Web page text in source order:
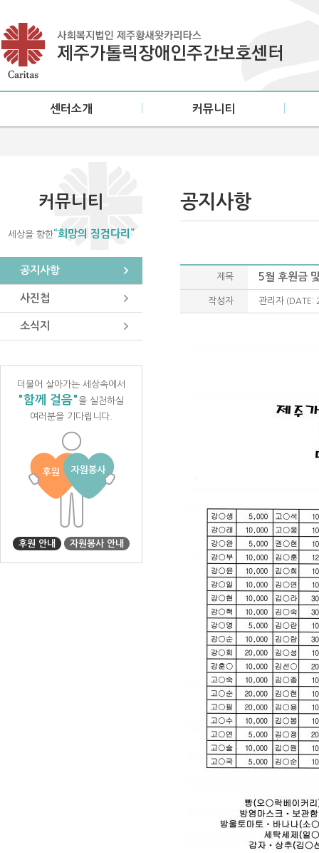
센터소개
이용안내
오시는 길
커뮤니티
커뮤니티
세상을 향한“희망의 징검다리”
공지사항
사진첩
소식지
더불어 살아가는 세상속에서
"함께 걸음"을 실천하실
여러분을 기다립니다.
후원 안내 자원봉사 안내
공지사항
제목 5월 후원금
작성자 관리자 (DATE: